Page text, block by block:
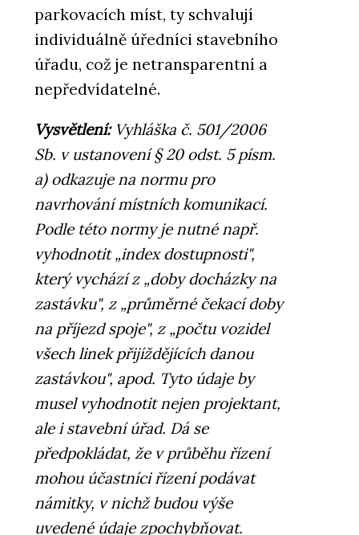
parkovacích míst, ty schvalují
individuálně úředníci stavebního
úřadu, což je netransparentní a
nepředvídatelné.
Vysvětlení:Vyhláška č. 501/2006
Sb. v ustanovení § 20 odst. 5 písm.
a) odkazuje na normu pro
navrhování místních komunikací.
Podle této normy je nutné např.
vyhodnotit „index dostupnosti",
který vychází z „doby docházky na
zastávku", z „průměrné čekací doby
na příjezd spoje", z „počtu vozidel
všech linek přijíždějících danou
zastávkou", apod. Tyto údaje by
musel vyhodnotit nejen projektant,
ale i stavební úřad. Dá se
předpokládat, že v průběhu řízení
mohou účastníci řízení podávat
námitky, v nichž budou výše
uvedené údaje zpochybňovat.